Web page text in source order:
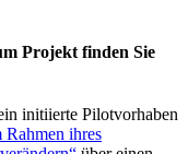
Projekt finden Sie
initiierte Pilotvorhaben
ihres